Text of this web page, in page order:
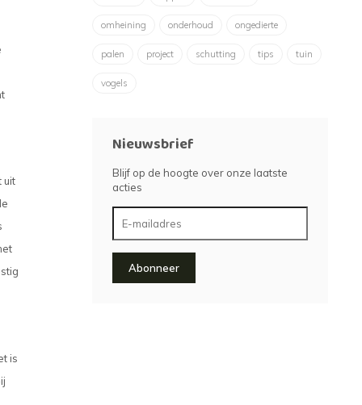
uit
is
omheining onderhoud ongedierte
palen project schutting tips tuin
vogels
Nieuwsbrief
Blijf op de hoogte over onze laatste
acties
Abonneer